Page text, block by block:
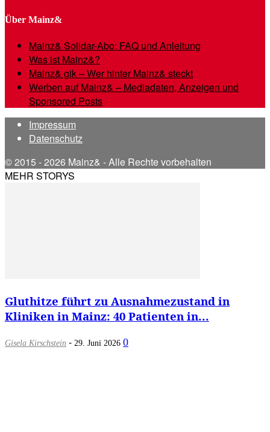
Über Mainz&
Mainz& Solidar-Abo: FAQ und Anleitung
Was ist Mainz&?
Mainz& gik – Wer hinter Mainz& steckt
Werben auf Mainz& – Mediadaten, Anzeigen und
Sponsored Posts
Impressum
Datenschutz
© 2015 - 2026 Mainz& - Alle Rechte vorbehalten
MEHR STORYS
Gluthitze führt zu Ausnahmezustand in
Kliniken in Mainz: 40 Patienten in...
Gisela Kirschstein - 29. Juni 2026 0